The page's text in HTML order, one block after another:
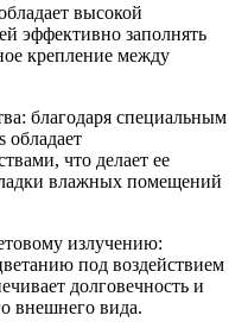
высокой
эффективно заполнять
крепление между
благодаря специальным
обладает
что делает ее
влажных помещений
излучению:
под воздействием
долговечность и
внешнего вида.